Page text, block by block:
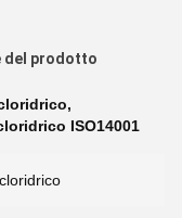
del prodotto
,
ISO14001